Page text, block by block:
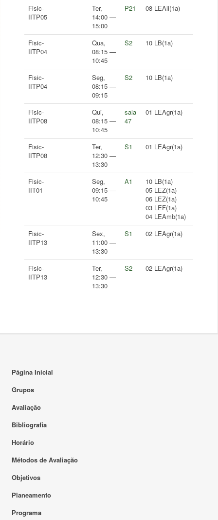
Fisic-
IITP05
Ter,
14:00 —
15:00
P21 08 LEAli(1a)
Fisic-
IITP04
Qua,
08:15 —
10:45
S2 10 LB(1a)
Fisic-
IITP04
Seg,
08:15 —
09:15
S2 10 LB(1a)
Fisic-
IITP08
Qui,
08:15 —
10:45
sala
47
01 LEAgr(1a)
Fisic-
IITP08
Ter,
12:30 —
13:30
S1 01 LEAgr(1a)
Fisic-
IIT01
Seg,
09:15 —
10:45
A1
10 LB(1a)
05 LEZ(1a)
06 LEZ(1a)
03 LEF(1a)
04 LEAmb(1a)
Fisic-
IITP13
Sex,
11:00 —
13:30
S1 02 LEAgr(1a)
Fisic-
IITP13
Ter,
12:30 —
13:30
S2 02 LEAgr(1a)
Página Inicial
Grupos
Avaliação
Bibliografia
Horário
Métodos de Avaliação
Objetivos
Planeamento
Programa